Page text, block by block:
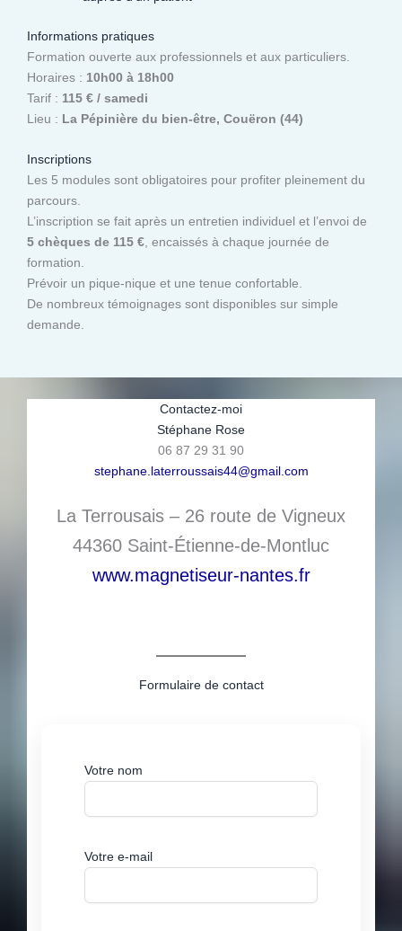
Informations pratiques
Formation ouverte aux professionnels et aux particuliers.
Horaires : 10h00 à 18h00
Tarif : 115 € / samedi
Lieu : La Pépinière du bien-être, Couëron (44)
Inscriptions
Les 5 modules sont obligatoires pour profiter pleinement du
parcours.
L’inscription se fait après un entretien individuel et l’envoi de
5 chèques de 115 €, encaissés à chaque journée de
formation.
Prévoir un pique-nique et une tenue confortable.
De nombreux témoignages sont disponibles sur simple
demande.
Contactez-moi
Stéphane Rose
06 87 29 31 90
stephane.laterroussais44@gmail.com
La Terrousais – 26 route de Vigneux
44360 Saint-Étienne-de-Montluc
www.magnetiseur-nantes.fr
Formulaire de contact
Votre nom
Votre e-mail